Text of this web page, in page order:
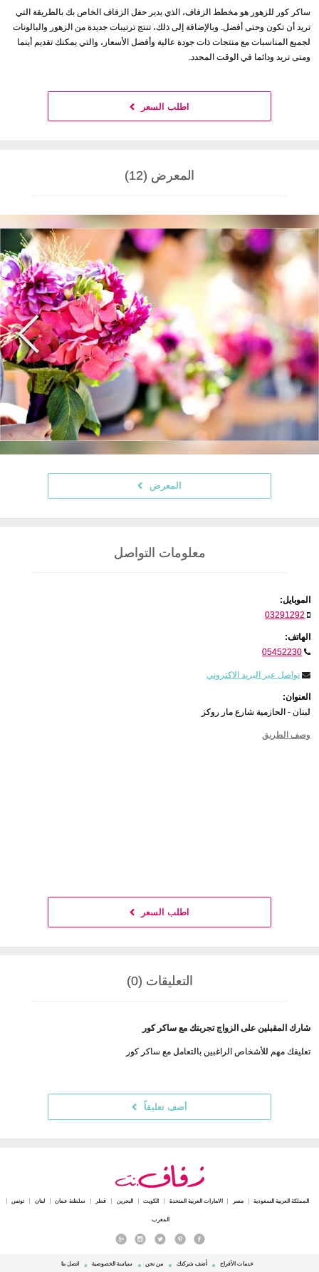
ساكر كور للزهور هو مخطط الزفاف، الذي يدير حفل الزفاف الخاص بك بالطريقة التي
تريد أن تكون وحتى أفضل. وبالإضافة إلى ذلك، تنتج ترتيبات جديدة من الزهور والبالونات
لجميع المناسبات مع منتجات ذات جودة عالية وأفضل الأسعار، والتي يمكنك تقديم أينما
ومتى تريد ودائما في الوقت المحدد.
اطلب السعر
المعرض (12)
المعرض
معلومات التواصل
الموبايل:
03291292
الهاتف:
05452230
تواصل عبر البريد الاكتروني
العنوان:
لبنان - الحازمية شارع مار روكز
وصف الطريق
اطلب السعر
التعليقات (0)
شارك المقبلين على الزواج تجربتك مع ساكر كور
تعليقك مهم للأشخاص الراغبين بالتعامل مع ساكر كور
أضف تعليقاً
المملكة العربية السعودية مصر الامارات العربية المتحدة الكويت البحرين قطر سلطنة عمان لبنان تونس
المغرب
خدمات الأفراح أضف شركتك من نحن سياسة الخصوصية اتصل بنا